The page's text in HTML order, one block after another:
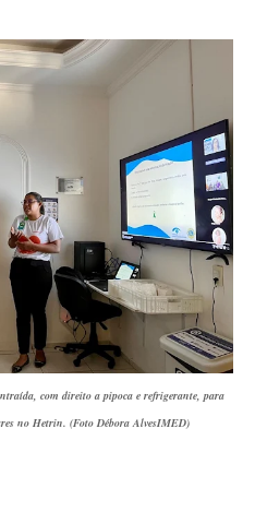
com direito a pipoca e refrigerante, para
no Hetrin. (Foto Débora AlvesIMED)